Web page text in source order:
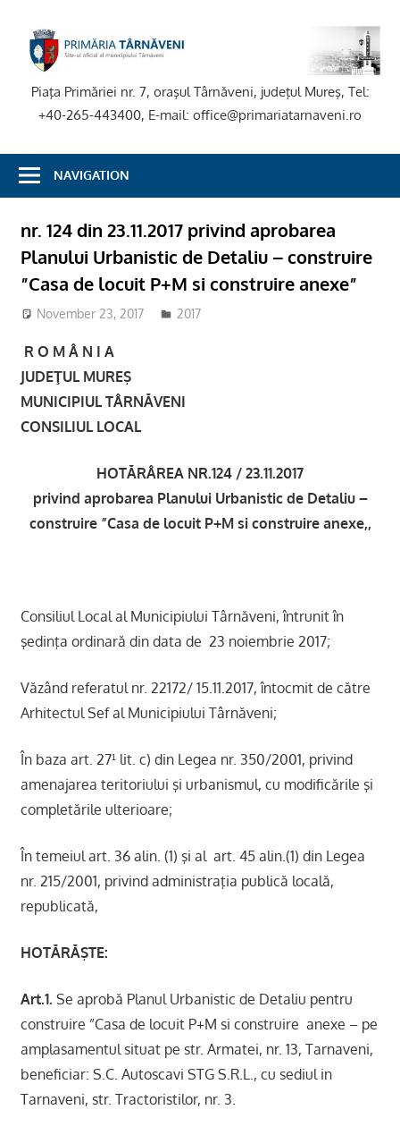
content
Piaţa Primăriei nr. 7, oraşul Târnăveni, judeţul Mureş, Tel:
+40-265-443400, E-mail: office@primariatarnaveni.ro
NAVIGATION
nr. 124 din 23.11.2017 privind aprobarea
Planului Urbanistic de Detaliu – construire
”Casa de locuit P+M si construire anexe”
November 23, 2017 admsite
2017
R O M Â N I A
JUDEŢUL MUREŞ
MUNICIPIUL TÂRNĂVENI
CONSILIUL LOCAL
HOTĂRÂREA NR.124 / 23.11.2017
privind aprobarea Planului Urbanistic de Detaliu –
construire ”Casa de locuit P+M si construire anexe,,
Consiliul Local al Municipiului Târnăveni, întrunit în
şedinţa ordinară din data de 23 noiembrie 2017;
Văzând referatul nr. 22172/ 15.11.2017, întocmit de către
Arhitectul Sef al Municipiului Târnăveni;
În baza art. 27¹ lit. c) din Legea nr. 350/2001, privind
amenajarea teritoriului şi urbanismul, cu modificările şi
completările ulterioare;
În temeiul art. 36 alin. (1) şi al art. 45 alin.(1) din Legea
nr. 215/2001, privind administraţia publică locală,
republicată,
HOTĂRĂŞTE:
Art.1. Se aprobă Planul Urbanistic de Detaliu pentru
construire ”Casa de locuit P+M si construire anexe – pe
amplasamentul situat pe str. Armatei, nr. 13, Tarnaveni,
beneficiar: S.C. Autoscavi STG S.R.L., cu sediul in
Tarnaveni, str. Tractoristilor, nr. 3.